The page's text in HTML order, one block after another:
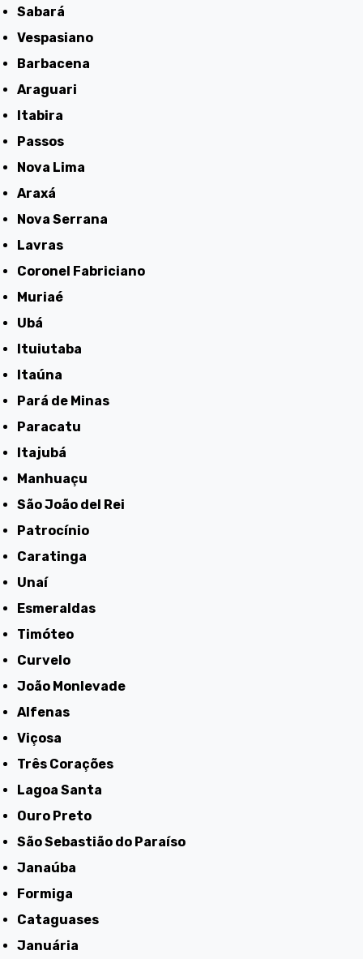
Sabará
Vespasiano
Barbacena
Araguari
Itabira
Passos
Nova Lima
Araxá
Nova Serrana
Lavras
Coronel Fabriciano
Muriaé
Ubá
Ituiutaba
Itaúna
Pará de Minas
Paracatu
Itajubá
Manhuaçu
São João del Rei
Patrocínio
Caratinga
Unaí
Esmeraldas
Timóteo
Curvelo
João Monlevade
Alfenas
Viçosa
Três Corações
Lagoa Santa
Ouro Preto
São Sebastião do Paraíso
Janaúba
Formiga
Cataguases
Januária